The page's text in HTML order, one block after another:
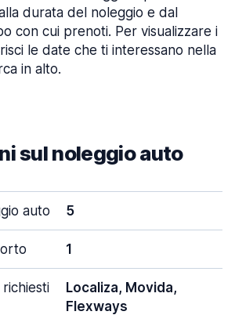
durata del noleggio e dal
con cui prenoti. Per visualizzare i
le date che ti interessano nella
in alto.
sul noleggio auto
auto 5
1
Localiza, Movida,
Flexways